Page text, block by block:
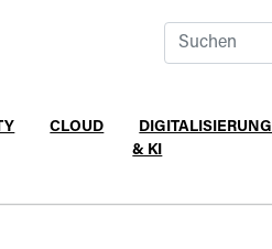
CLOUD
DIGITALISIERUNG
& KI